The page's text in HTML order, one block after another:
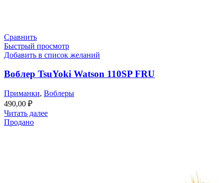
Сравнить
Быстрый просмотр
Добавить в список желаний
Воблер TsuYoki Watson 110SP FRU
Приманки, Воблеры
490,00 ₽
Читать далее
Продано